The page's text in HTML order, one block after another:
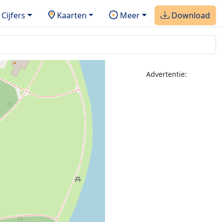
Cijfers Kaarten Meer Download
Advertentie: